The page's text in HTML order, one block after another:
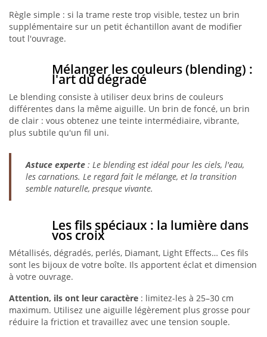
Règle simple : si la trame reste trop visible, testez un brin
supplémentaire sur un petit échantillon avant de modifier
tout l'ouvrage.
Mélanger les couleurs (blending) :
l'art du dégradé
Le blending consiste à utiliser deux brins de couleurs
différentes dans la même aiguille. Un brin de foncé, un brin
de clair : vous obtenez une teinte intermédiaire, vibrante,
plus subtile qu'un fil uni.
Astuce experte : Le blending est idéal pour les ciels, l'eau,
les carnations. Le regard fait le mélange, et la transition
semble naturelle, presque vivante.
Les fils spéciaux : la lumière dans
vos croix
Métallisés, dégradés, perlés, Diamant, Light Effects… Ces fils
sont les bijoux de votre boîte. Ils apportent éclat et dimension
à votre ouvrage.
Attention, ils ont leur caractère : limitez-les à 25–30 cm
maximum. Utilisez une aiguille légèrement plus grosse pour
réduire la friction et travaillez avec une tension souple.